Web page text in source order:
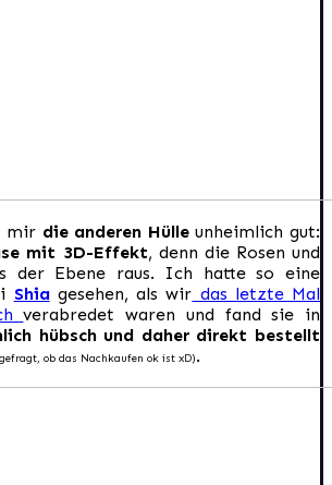
mir die anderen Hülleunheimlich gut:
mit 3D-Effekt, denn die Rosen und
der Ebene raus. Ich hatte so eine
Shiagesehen, als wir das letzte Mal
verabredet waren und fand sie in
hübsch und daher direkt bestellt
ob das Nachkaufen ok ist xD).